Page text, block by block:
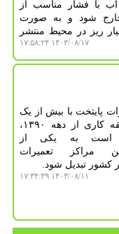
با فشار مناسب از
خارج شود و به صورت
ریز در محیط منتشر
۱۴۰۳/۰۸/۱۷ ۱۷:۵۸:۲۴
پایتخت با بیش از یک
دهه سابقه کاری از دهه ۱۳۹۰،
است به یکی از
مراکز تعمیرات
کشور تبدیل شود.
۱۴۰۳/۰۸/۱۱ ۱۷:۳۴:۳۹